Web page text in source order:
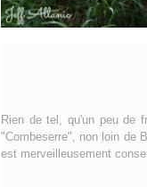
Rien de tel, qu'un peu de
"Combeserre", non loin de
est merveilleusement